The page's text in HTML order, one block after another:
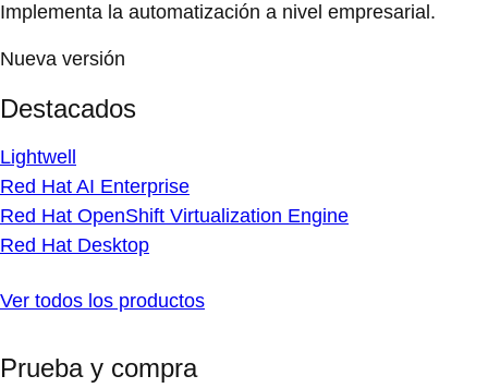
Implementa la automatización a nivel empresarial.
Nueva versión
Destacados
Lightwell
Red Hat AI Enterprise
Red Hat OpenShift Virtualization Engine
Red Hat Desktop
Ver todos los productos
Prueba y compra